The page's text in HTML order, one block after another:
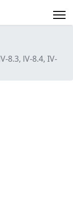
8.3, lV-8.4, IV-